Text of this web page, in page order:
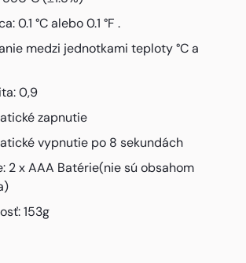
0.1 °C alebo 0.1 °F .
medzi jednotkami teploty °C a
0,9
zapnutie
vypnutie po 8 sekundách
2 x AAA Batérie(nie sú obsahom
153g